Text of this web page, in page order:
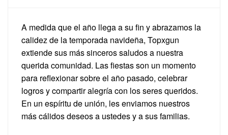
A medida que el año llega a su fin y abrazamos la
calidez de la temporada navideña, Topxgun
extiende sus más sinceros saludos a nuestra
querida comunidad. Las fiestas son un momento
para reflexionar sobre el año pasado, celebrar
logros y compartir alegría con los seres queridos.
En un espíritu de unión, les enviamos nuestros
más cálidos deseos a ustedes y a sus familias.